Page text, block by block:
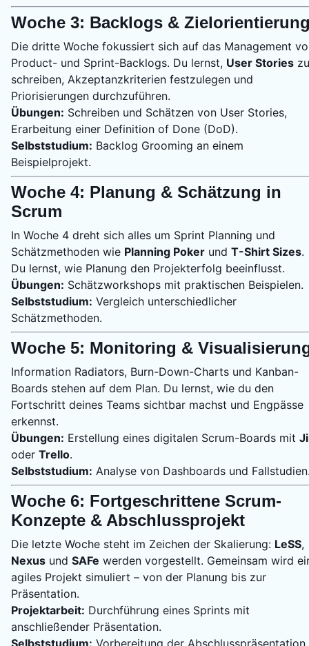
Woche 3: Backlogs &
Die dritte Woche fokussiert sich auf das Management
Product- und Sprint-Backlogs. Du lernst, User Stories zu
schreiben, Akzeptanzkriterien festzulegen und
Priorisierungen durchzuführen.
Übungen: Schreiben und Schätzen von User Stories,
Erarbeitung einer Definition of Done (DoD).
Selbststudium: Backlog Grooming an einem
Beispielprojekt.
Woche 4: Planung & Schätzung in
Scrum
In Woche 4 dreht sich alles um Sprint Planning und
Schätzmethoden wie Planning Poker und T-Shirt Sizes.
Du lernst, wie Planung den Projekterfolg beeinflusst.
Übungen: Schätzworkshops mit praktischen Beispielen.
Selbststudium: Vergleich unterschiedlicher
Schätzmethoden.
Woche 5: Monitoring &
Information Radiators, Burn-Down-Charts und Kanban-
Boards stehen auf dem Plan. Du lernst, wie du den
Fortschritt deines Teams sichtbar machst und Engpässe
erkennst.
Übungen: Erstellung eines digitalen Scrum-Boards mit
oder Trello.
Selbststudium: Analyse von Dashboards und
Woche 6: Fortgeschrittene Scrum-
Konzepte & Abschlussprojekt
Die letzte Woche steht im Zeichen der Skalierung: LeSS,
Nexus und SAFe werden vorgestellt. Gemeinsam wird
agiles Projekt simuliert – von der Planung bis zur
Präsentation.
Projektarbeit: Durchführung eines Sprints mit
anschließender Präsentation.
Selbststudium: Vorbereitung der Abschlusspräsentation.